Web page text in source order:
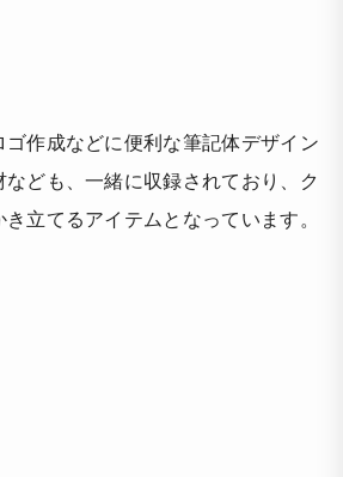
ゴ作成などに便利な筆記体デザイン
ども、一緒に収録されており、ク
立てるアイテムとなっています。